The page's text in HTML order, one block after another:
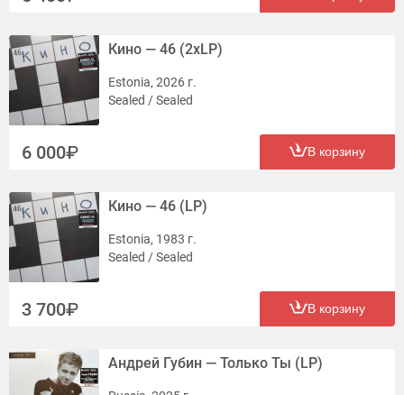
Кино — 46 (2xLP)
Estonia, 2026 г.
Sealed / Sealed
6 000 В корзину
Кино — 46 (LP)
Estonia, 1983 г.
Sealed / Sealed
3 700 В корзину
Андрей Губин — Только Ты (LP)